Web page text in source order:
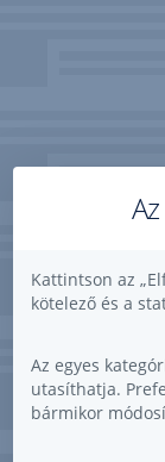
Kattintson az
kötelező és a
Az egyes
utasíthatja.
bármikor